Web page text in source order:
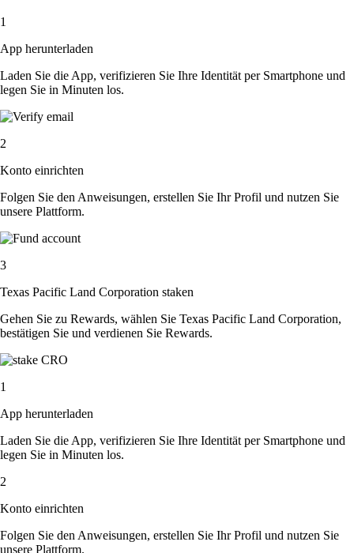
1
App herunterladen
Laden Sie die App, verifizieren Sie Ihre Identität per Smartphone und
legen Sie in Minuten los.
2
Konto einrichten
Folgen Sie den Anweisungen, erstellen Sie Ihr Profil und nutzen Sie
unsere Plattform.
3
Texas Pacific Land Corporation staken
Gehen Sie zu Rewards, wählen Sie Texas Pacific Land Corporation,
bestätigen Sie und verdienen Sie Rewards.
1
App herunterladen
Laden Sie die App, verifizieren Sie Ihre Identität per Smartphone und
legen Sie in Minuten los.
2
Konto einrichten
Folgen Sie den Anweisungen, erstellen Sie Ihr Profil und nutzen Sie
unsere Plattform.